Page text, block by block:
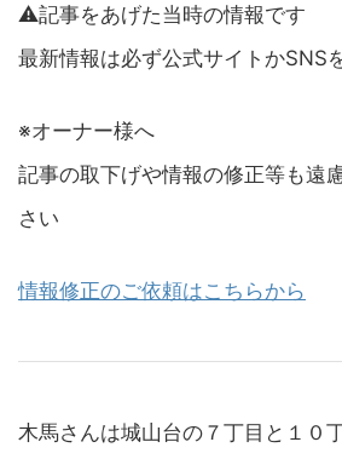
⚠️記事をあげた当時の情報です
最新情報は必ず公式サイトかSNS
※オーナー様へ
記事の取下げや情報の修正等も遠
さい
情報修正のご依頼はこちらから
木馬さんは城山台の７丁目と１０